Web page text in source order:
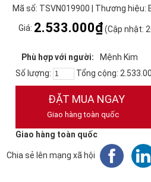
Mã số: TSVN019900 | Thương hiệu:
Giá: 2.533.000₫(Cập nhật:
Phù hợp với người:
Mệnh Kim
Số lượng:
Tổng cộng:
ĐẶT MUA NGAY
Giao hàng toàn quốc
Giao hàng toàn quốc
Chia sẻ lên mạng xã hội